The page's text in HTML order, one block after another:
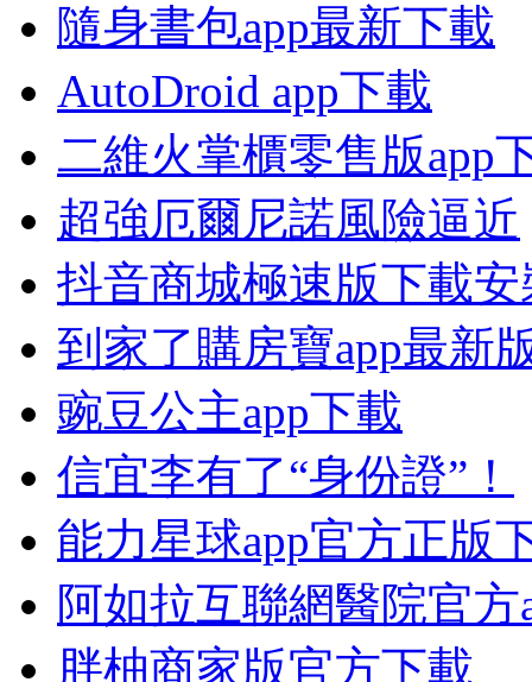
隨身書包app最新下載
AutoDroid app下載
二維火掌櫃零售版app
超強厄爾尼諾風險逼近
抖音商城極速版下載安
到家了購房寶app最新
豌豆公主app下載
信宜李有了“身份證”！
能力星球app官方正版
阿如拉互聯網醫院官方
胖柚商家版官方下載